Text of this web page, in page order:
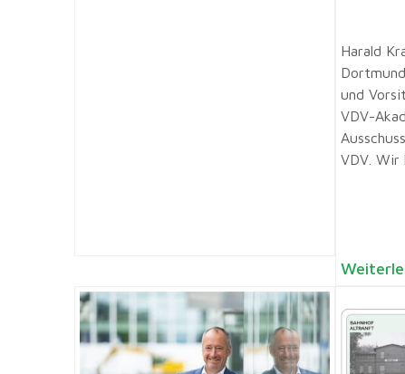
Harald
und
VDV-
VDV. Wir